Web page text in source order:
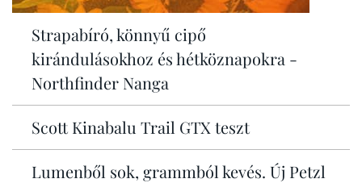
Strapabíró, könnyű cipő
kirándulásokhoz és hétköznapokra -
Northfinder Nanga
Scott Kinabalu Trail GTX teszt
Lumenből sok, grammból kevés. Új Petzl